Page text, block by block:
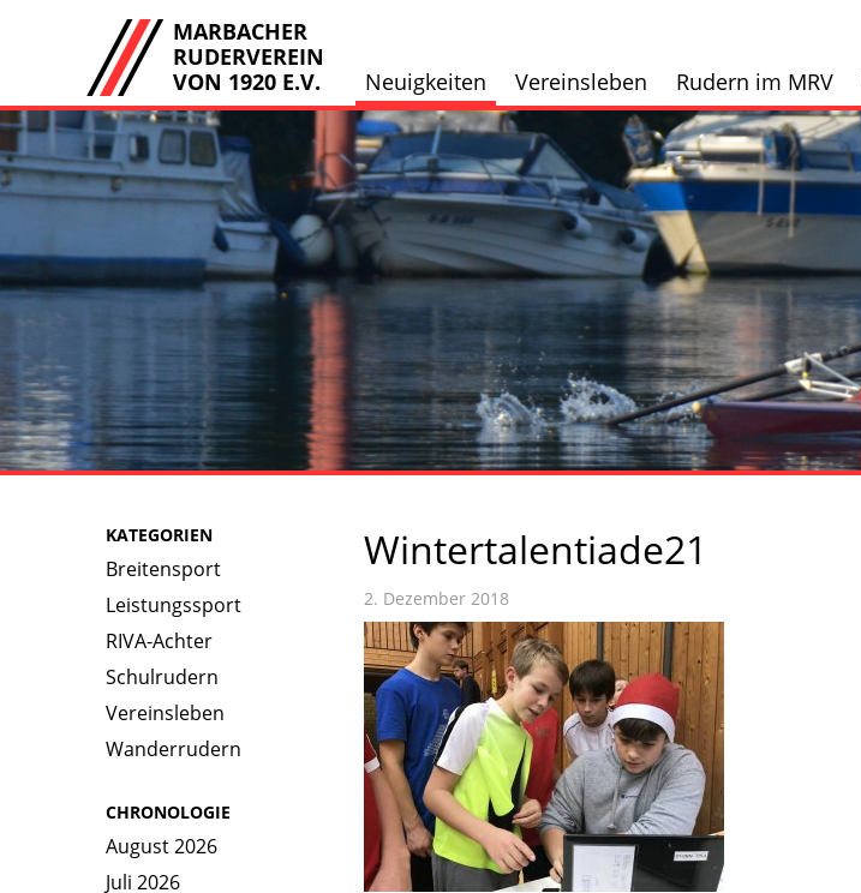
MARBACHER
RUDERVEREIN
VON 1920 E.V.
Neuigkeiten Vereinsleben Rudern im MRV
KATEGORIEN
Breitensport
Leistungssport
RIVA-Achter
Schulrudern
Vereinsleben
Wanderrudern
CHRONOLOGIE
August 2026
Juli 2026
Wintertalentiade21
2. Dezember 2018